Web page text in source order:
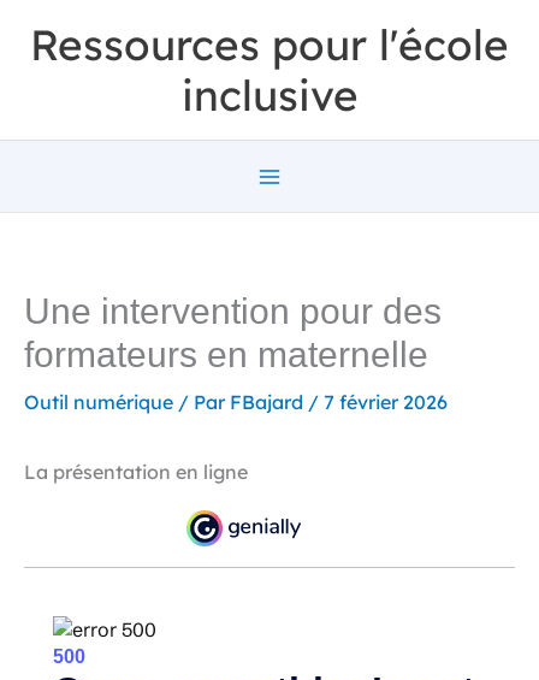
Ressources pour l'école
inclusive
Une intervention pour des
formateurs en maternelle
Outil numérique / Par FBajard / 7 février 2026
La présentation en ligne